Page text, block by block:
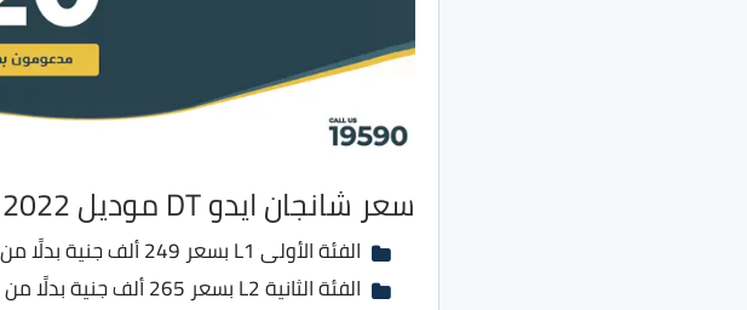
سعر شانجان ايدو DT موديل 2022
الفئة الأولى L1 بسعر 249 ألف جنية بدلًا من 229 ألف جنية
الفئة الثانية L2 بسعر 265 ألف جنية بدلًا من 245 ألف جنية